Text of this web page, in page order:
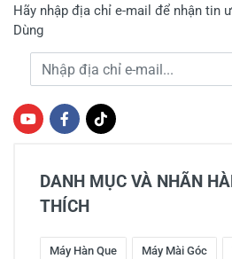
Hãy nhập địa chỉ e-mail để nhận tin
Dùng
Địa chỉ e-mail
DANH MỤC VÀ NHÃN
THÍCH
Máy Hàn Que Máy Mài Góc